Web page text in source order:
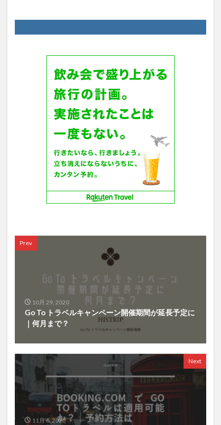
Prev
10月 29, 2020
Go To トラベルキャンペーン開催期間が延長予定に
｜何月まで？
Next
11月 6, 2020